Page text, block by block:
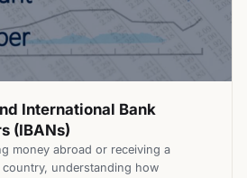
International Bank
(IBANs)
money abroad or receiving a
understanding how